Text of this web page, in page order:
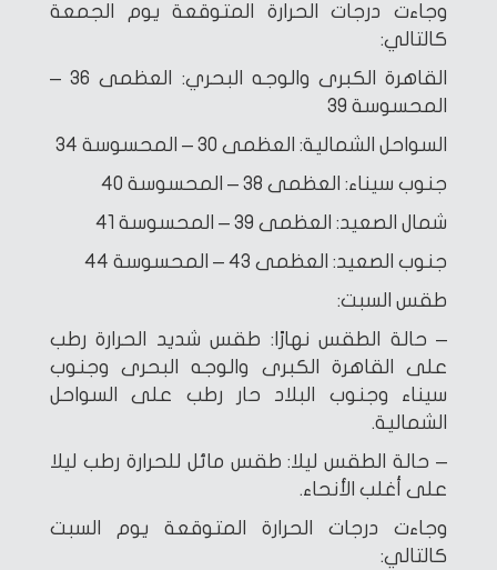
وجاءت درجات الحرارة المتوقعة يوم الجمعة
كالتالي:
القاهرة الكبرى والوجه البحري: العظمى 36 –
المحسوسة 39
السواحل الشمالية: العظمى 30 – المحسوسة 34
جنوب سيناء: العظمى 38 – المحسوسة 40
شمال الصعيد: العظمى 39 – المحسوسة 41
جنوب الصعيد: العظمى 43 – المحسوسة 44
طقس السبت:
– حالة الطقس نهارًا: طقس شديد الحرارة رطب
على القاهرة الكبرى والوجه البحرى وجنوب
سيناء وجنوب البلاد حار رطب على السواحل
الشمالية.
– حالة الطقس ليلا: طقس مائل للحرارة رطب ليلا
على أغلب الأنحاء.
وجاءت درجات الحرارة المتوقعة يوم السبت
كالتالي: